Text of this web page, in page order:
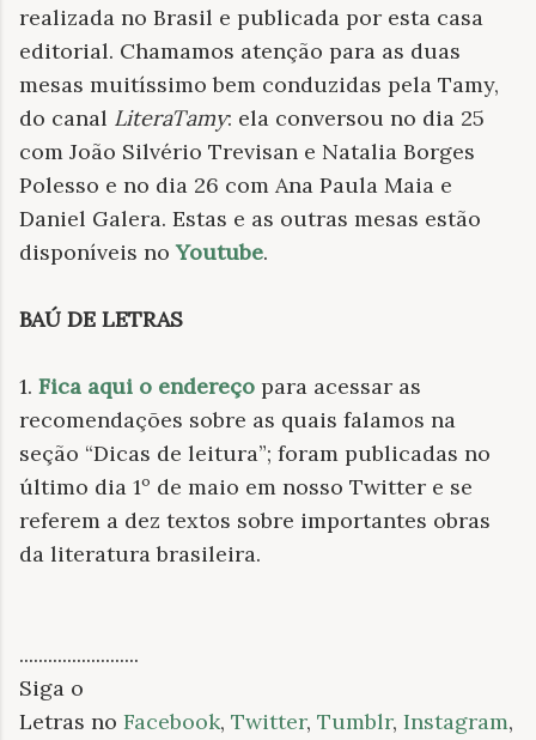
realizada no Brasil e publicada por esta casa
editorial. Chamamos atenção para as duas
mesas muitíssimo bem conduzidas pela Tamy,
do canal LiteraTamy: ela conversou no dia 25
com João Silvério Trevisan e Natalia Borges
Polesso e no dia 26 com Ana Paula Maia e
Daniel Galera. Estas e as outras mesas estão
disponíveis noYoutube.
BAÚ DE LETRAS
1. Fica aqui o endereço para acessar as
recomendações sobre as quais falamos na
seção “Dicas de leitura”; foram publicadas no
último dia 1º de maio em nosso Twitter e se
referem a dez textos sobre importantes obras
da literatura brasileira.
.........................
Siga o
Letras no Facebook, Twitter, Tumblr, Instagram,